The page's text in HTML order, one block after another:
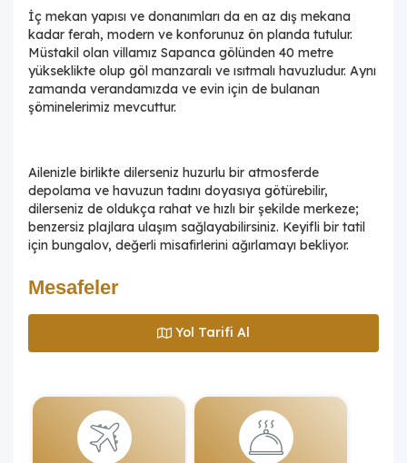
İç mekan yapısı ve donanımları da en az dış mekana
kadar ferah, modern ve konforunuz ön planda tutulur.
Müstakil olan villamız Sapanca gölünden 40 metre
yükseklikte olup göl manzaralı ve ısıtmalı havuzludur. Aynı
zamanda verandamızda ve evin için de bulanan
şöminelerimiz mevcuttur.
Ailenizle birlikte dilerseniz huzurlu bir atmosferde
depolama ve havuzun tadını doyasıya götürebilir,
dilerseniz de oldukça rahat ve hızlı bir şekilde merkeze;
benzersiz plajlara ulaşım sağlayabilirsiniz. Keyifli bir tatil
için bungalov, değerli misafirlerini ağırlamayı bekliyor.
Mesafeler
Yol Tarifi Al